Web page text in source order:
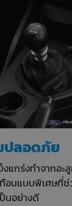
ปลอดภัย
แกร่งทำจากอะ
อนแบบพิเศษที่
นอย่างดี